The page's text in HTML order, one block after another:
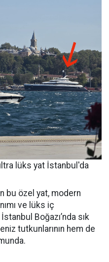
lüks yat İstanbul'da
bu özel yat, modern
ve lüks iç
Boğazı’nda sık
tutkunlarının hem de